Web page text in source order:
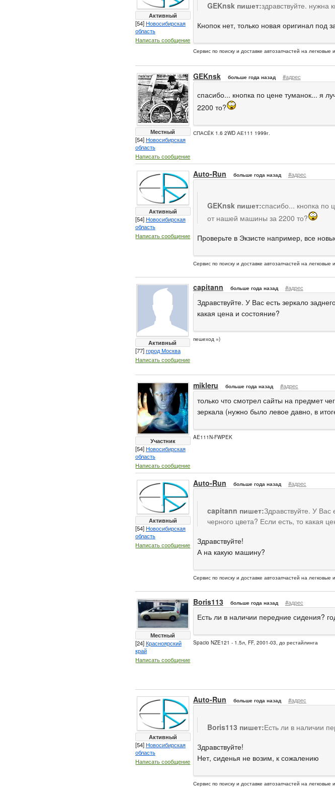
Активный
[54]Новосибирская
область
Написать сообщение
GEKnsk пишет:здравствуйте. нужна
Кнопок нет, только новая оригинал под
Сервис по поиску и доставке автозапчастей на
Местный
[54]Новосибирская
область
Написать сообщение
GEKnsk больше года назад #адрес
спасибо... кнопка по цене туманок... я
2200 то?
СПАСЁК 1.6 2WD АЕ111 1999г.
Активный
[54]Новосибирская
область
Написать сообщение
Auto-Run больше года назад #адрес
GEKnsk пишет:спасибо... кнопка по
от нашей машины за 2200 то?
Проверьте в Экзисте например, все
Сервис по поиску и доставке автозапчастей на
Активный
[77]город Москва
Написать сообщение
capitann больше года назад #адрес
Здравствуйте. У Вас есть зеркало
какая цена и состояние?
пешеход =)
Участник
[54]Новосибирская
область
Написать сообщение
mikleru больше года назад #адрес
только что смотрел сайты на предмет
зеркала (нужно было левое давно, в
AE111N-FWPEK
Активный
[54]Новосибирская
область
Написать сообщение
Auto-Run больше года назад #адрес
capitann пишет:Здравствуйте. У Вас
черного цвета? Если есть, то какая
Здравствуйте!
А на какую машину?
Сервис по поиску и доставке автозапчастей на
Местный
[24]Красноярский
край
Написать сообщение
Boris113 больше года назад #адрес
Есть ли в наличии передние сидения?
Spacio NZE121 - 1.5л, FF, 2001-03, до рестайлинга
Активный
[54]Новосибирская
область
Написать сообщение
Auto-Run больше года назад #адрес
Boris113 пишет:Есть ли в наличии
Здравствуйте!
Нет, сиденья не возим, к сожалению
Сервис по поиску и доставке автозапчастей на